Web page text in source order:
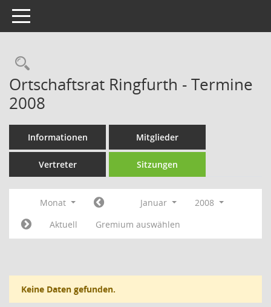
Toggle navigation
Rechercheauswahl
Ortschaftsrat Ringfurth - Termine
2008
Informationen Mitglieder
Vertreter Sitzungen
Monat Januar
2008
Aktuell
Gremium auswählen
Keine Daten gefunden.